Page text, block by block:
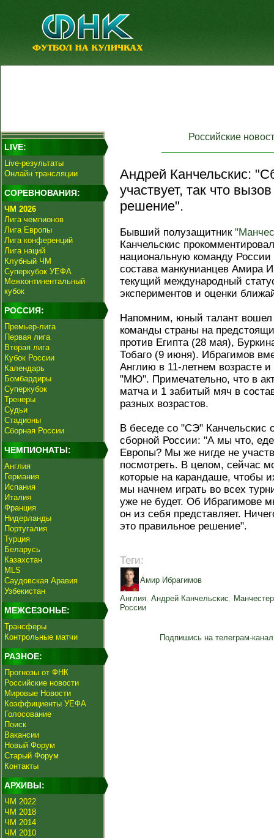
LIVE:
Live-результаты
Онлайн трансляции
СОРЕВНОВАНИЯ:
ЧМ 2026
Лига чемпионов
Лига Европы
Лига конференций
Лига наций
Клубный ЧМ
Суперкубок УЕФА
Межконтинентальный
кубок
РОССИЯ:
Премьер-лига
Первая лига
Вторая лига
Кубок России
Календарь
Бомбардиры
Суперкубок
Тренеры
Судьи
Стадионы
Сборная России
ЧЕМПИОНАТЫ:
Англия
Германия
Испания
Италия
Франция
Нидерланды
Португалия
Турция
Беларусь
Казахстан
MLS
Саудовская Аравия
Узбекистан
МЕЖСЕЗОНЬЕ:
Трансферы
Контрольные матчи
РАЗНОЕ:
Прогнозы от ФНК
Российские новости
Мировые Новости
Коэффициенты УЕФА
Голосование
Поиск
Вакансии
Новый Форум
Старый Форум
Контакты
АРХИВЫ:
ЧМ 2022
ЧМ 2018
ЧМ 2014
ЧМ 2010
Российские
Андрей Канчельскис:
участвует, так что
решение".
Бывший полузащитник
Канчельскис
национальную команду России
состава манкунианцев Амира
текущий международный
экспериментов и оценки
Напомним, юный талант вошел
команды страны на
против Египта (28 мая),
Тобаго (9 июня). Ибрагимов
Англию в 11-летнем возрасте
"МЮ". Примечательно, что в
матча и 1 забитый мяч в
разных возрастов.
В беседе со "СЭ" Канчельскис
сборной России: "А мы что,
Европы? Мы же нигде не
посмотреть. В целом, сейчас
которые на карандаше, чтобы
мы начнем играть во всех
уже не будет. Об Ибрагимове
он из себя представляет.
это правильное решение".
Теги:
Амир Ибрагимов
Англия, Андрей Канчельскис,
России
Подпишись на телеграм-